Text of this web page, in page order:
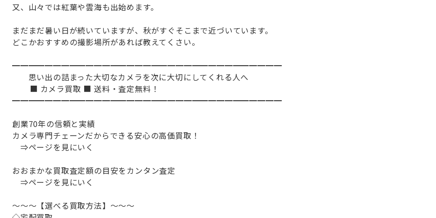
又、山々では紅葉や雲海も出始めます。
まだまだ暑い日が続いていますが、秋がすぐそこまで近づいています。
どこかおすすめの撮影場所があれば教えてくさい。
━━━━━━━━━━━━━━━━━━━━━━━━━━━━━━━━━
思い出の詰まった大切なカメラを次に大切にしてくれる人へ
■ カメラ買取 ■ 送料・査定無料！
━━━━━━━━━━━━━━━━━━━━━━━━━━━━━━━━━
創業70年の信頼と実績
カメラ専門チェーンだからできる安心の高価買取！
⇒ページを見にいく
おおまかな買取査定額の目安をカンタン査定
⇒ページを見にいく
～～～【選べる買取方法】～～～